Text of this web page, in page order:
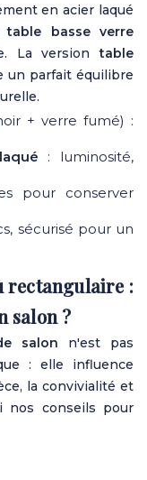
en acier laqué
table basse verre
La versiontable
un parfait équilibre
+ verre fumé) :
: luminosité,
pour conserver
sécurisé pour un
rectangulaire :
salon ?
salon n'est pas
: elle influence
la convivialité et
nos conseils pour